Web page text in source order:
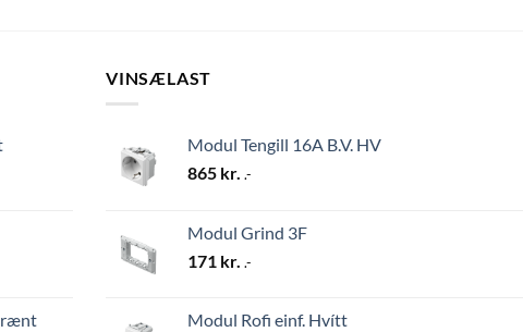
VINSÆLAST
Modul Tengill 16A B.V. HV
865 kr. .-
Modul Grind 3F
171 kr. .-
Modul Rofi einf. Hvítt